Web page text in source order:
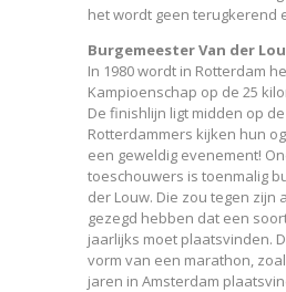
het wordt geen terugkerend
Burgemeester Van der
In 1980 wordt in Rotterdam
Kampioenschap op de 25
De finishlijn ligt midden op
Rotterdammers kijken hun
een geweldig evenement!
toeschouwers is toenmalig
der Louw. Die zou tegen zijn
gezegd hebben dat een
jaarlijks moet plaatsvinden.
vorm van een marathon,
jaren in Amsterdam